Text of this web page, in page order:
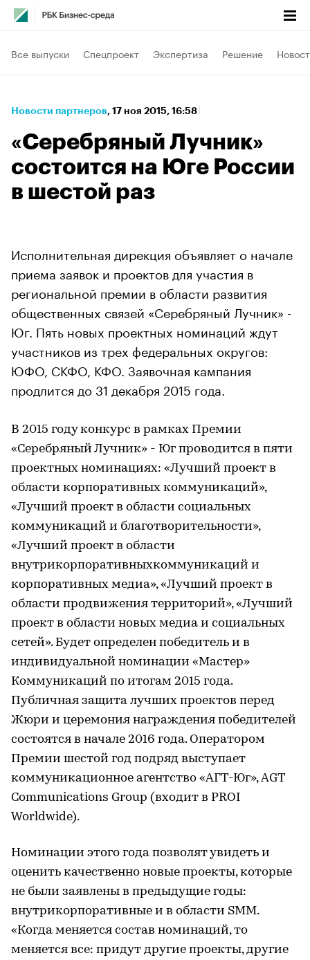
Все выпуски Спецпроект Экспертиза Решение
Новости партнеров⁠, 17 ноя 2015, 16:58
«Серебряный Лучник»
состоится на Юге России
в шестой раз
Исполнительная дирекция объявляет о начале
приема заявок и проектов для участия в
региональной премии в области развития
общественных связей «Серебряный Лучник» -
Юг. Пять новых проектных номинаций ждут
участников из трех федеральных округов:
ЮФО, СКФО, КФО. Заявочная кампания
продлится до 31 декабря 2015 года.
В 2015 году конкурс в рамках Премии
«Серебряный Лучник» - Юг проводится в пяти
проектных номинациях: «Лучший проект в
области корпоративных коммуникаций»,
«Лучший проект в области социальных
коммуникаций и благотворительности»,
«Лучший проект в области
внутрикорпоративныхкоммуникаций и
корпоративных медиа», «Лучший проект в
области продвижения территорий», «Лучший
проект в области новых медиа и социальных
сетей». Будет определен победитель и в
индивидуальной номинации «Мастер»
Коммуникаций по итогам 2015 года.
Публичная защита лучших проектов перед
Жюри и церемония награждения победителей
состоятся в начале 2016 года. Оператором
Премии шестой год подряд выступает
коммуникационное агентство «АГТ-Юг», AGT
Communications Group (входит в PROI
Worldwide).
Номинации этого года позволят увидеть и
оценить качественно новые проекты, которые
не были заявлены в предыдущие годы:
внутрикорпоративные и в области SMM.
«Когда меняется состав номинаций, то
меняется все: придут другие проекты, другие